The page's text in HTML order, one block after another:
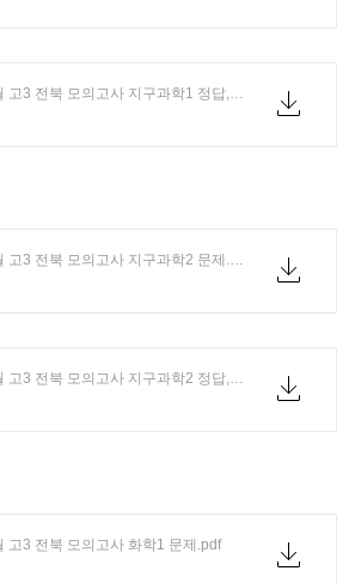
2015년 10월 고3 전북 모의고사 지구과학1 정답,해설.PDF
2015년 10월 고3 전북 모의고사 지구과학2 문제.pdf
2015년 10월 고3 전북 모의고사 지구과학2 정답,해설.PDF
고3 전북 모의고사 화학1 문제.pdf